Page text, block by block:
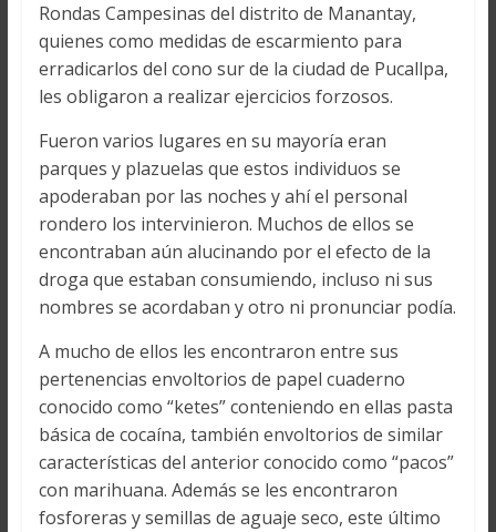
Rondas Campesinas del distrito de Manantay,
quienes como medidas de escarmiento para
erradicarlos del cono sur de la ciudad de Pucallpa,
les obligaron a realizar ejercicios forzosos.
Fueron varios lugares en su mayoría eran
parques y plazuelas que estos individuos se
apoderaban por las noches y ahí el personal
rondero los intervinieron. Muchos de ellos se
encontraban aún alucinando por el efecto de la
droga que estaban consumiendo, incluso ni sus
nombres se acordaban y otro ni pronunciar podía.
A mucho de ellos les encontraron entre sus
pertenencias envoltorios de papel cuaderno
conocido como “ketes” conteniendo en ellas pasta
básica de cocaína, también envoltorios de similar
características del anterior conocido como “pacos”
con marihuana. Además se les encontraron
fosforeras y semillas de aguaje seco, este último